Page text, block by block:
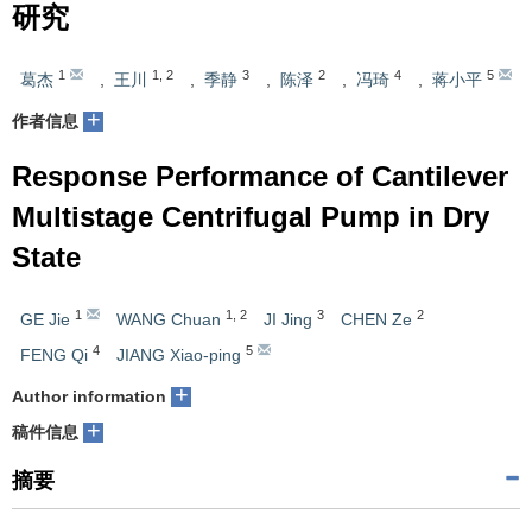
研究
葛杰 1 王川 1 2 季静 3 陈泽 2 冯琦 4 蒋小平 5
作者信息 +
Response Performance of Cantilever
Multistage Centrifugal Pump in Dry
State
GE Jie 1 WANG Chuan 1 2 JI Jing 3 CHEN Ze 2
FENG Qi 4 JIANG Xiao-ping 5
Author information +
稿件信息 +
摘要